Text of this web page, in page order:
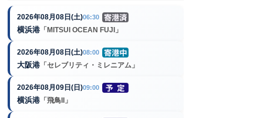
2026年08月08日(土)06:30
横浜港 「MITSUI OCEAN FUJI」
2026年08月08日(土)08:00
大阪港 「セレブリティ・ミレニアム」
2026年08月09日(日)09:00
横浜港 「飛鳥II」